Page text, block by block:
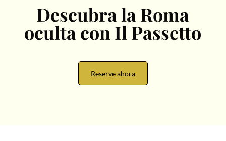
Descubra la Roma
oculta con Il Passetto
Reserve ahora